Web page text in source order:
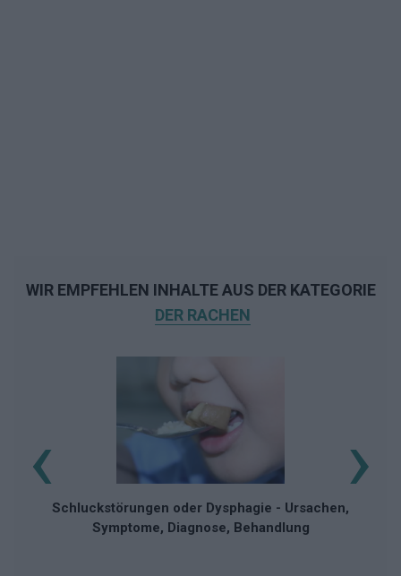
WIR EMPFEHLEN INHALTE AUS DER KATEGORIE
DER RACHEN
Schluckstörungen oder Dysphagie - Ursachen,
Symptome, Diagnose, Behandlung
‹ ›